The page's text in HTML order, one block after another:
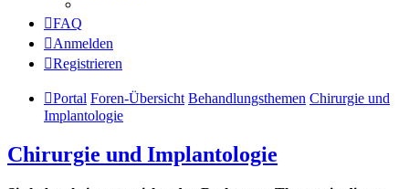
FAQ
Anmelden
Registrieren
Portal Foren-Übersicht Behandlungsthemen Chirurgie und
Implantologie
Chirurgie und Implantologie